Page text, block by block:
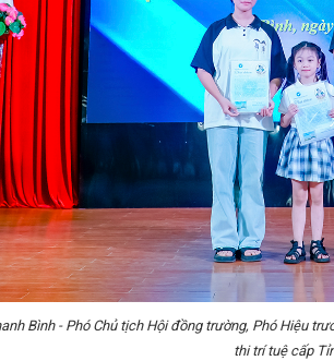
Bình - Phó Chủ tịch Hội đồng trường, Phó Hiệu
thi trí tuệ cấp